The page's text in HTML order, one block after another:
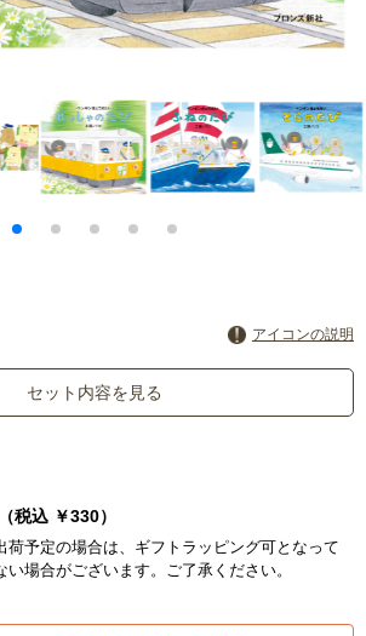
アイコンの説明
セット内容を見る
税込 ￥330）
予定の場合は、ギフトラッピング可となって
場合がございます。ご了承ください。